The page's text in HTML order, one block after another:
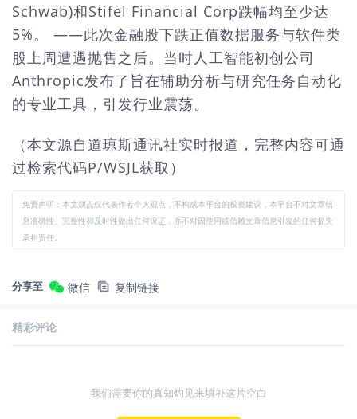
Schwab)和Stifel Financial Corp跌幅均至少达
5%。 ——此次金融股下跌正值数据服务与软件类
股上周遭遇抛售之后。当时人工智能初创公司
Anthropic发布了旨在辅助分析与研究任务自动化
的专业工具，引发行业震荡。
（本文源自道琼斯通讯社实时报道，完整内容可通
过检索代码P/WSJL获取）
免责声明：本文观点仅代表作者个人观点，不构成本平台的投资建议，本平台不对文章信
息准确性、完整性和及时性做出任何保证，亦不对因使用或信赖文章信息引发的任何损失
承担责任。
分享至 微信 复制链接
精彩评论
我们需要你的真知灼见来填补这片空白